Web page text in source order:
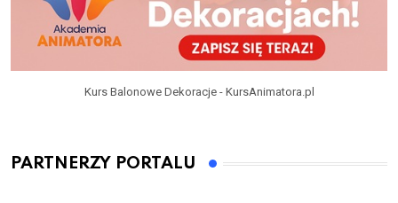
Kurs Balonowe Dekoracje - KursAnimatora.pl
PARTNERZY PORTALU